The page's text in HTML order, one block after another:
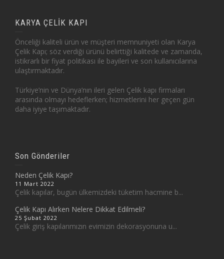
KARYA ÇELİK KAPI
Önceliği kaliteli ürün ve müşteri memnuniyeti olan Karya
Çelik Kapı; söz verdiği ürünü belirttiği kalitede ve zamanda,
istikrarlı bir fiyat politikası ile bayileri ve son kullanıcılarına
ulaştırmaktadır.
Türkiye’nin ve Dünya’nın ileri gelen Çelik kapı firmaları
arasında olmayı hedeflerken; hizmetlerini her geçen gün
daha iyiye taşımaktadır.
Son Gönderiler
Neden Çelik Kapı?
11 Mart 2022
Çelik kapılar, bugün ülkemizdeki tüketim hacmine b...
Çelik Kapı Alırken Nelere Dikkat Edilmeli?
25 Şubat 2022
Çelik giriş kapılarımızın evimizin dekorasyonuna u...